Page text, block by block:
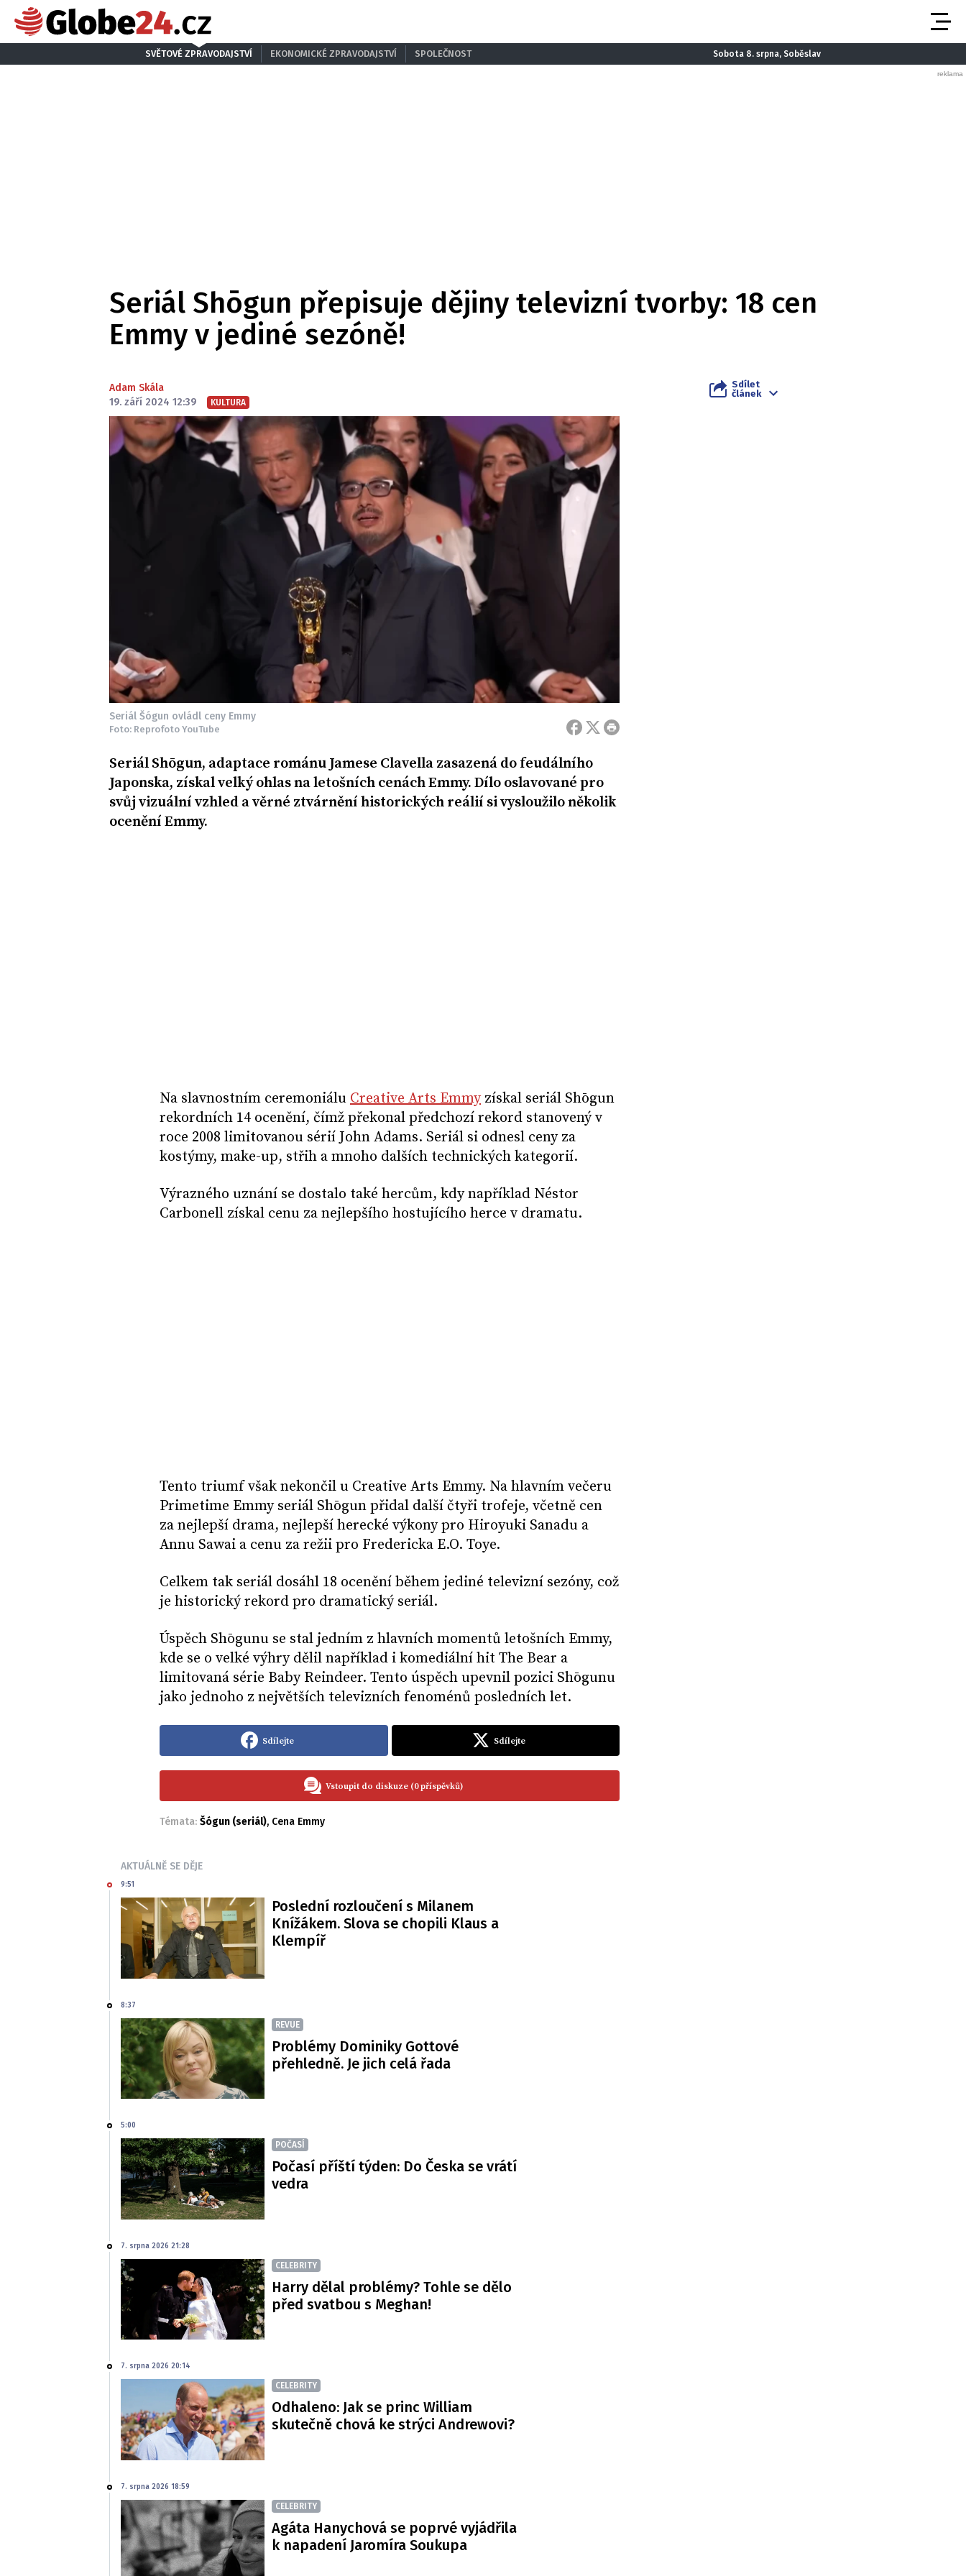
SVĚTOVÉ ZPRAVODAJSTVÍ EKONOMICKÉ ZPRAVODAJSTVÍ SPOLEČNOST Sobota 8. srpna, Soběslav
Seriál Shōgun přepisuje dějiny televizní tvorby: 18 cen
Emmy v jediné sezóně!
Adam Skála
19. září 2024 12:39
KULTURA
Sdílet
článek
Seriál Šógun ovládl ceny Emmy
Foto: Reprofoto YouTube
Seriál Shōgun, adaptace románu Jamese Clavella zasazená do feudálního
Japonska, získal velký ohlas na letošních cenách Emmy. Dílo oslavované pro
svůj vizuální vzhled a věrné ztvárnění historických reálií si vysloužilo několik
ocenění Emmy.
Na slavnostním ceremoniálu Creative Arts Emmyzískal seriál Shōgun
rekordních 14 ocenění, čímž překonal předchozí rekord stanovený v
roce 2008 limitovanou sérií John Adams. Seriál si odnesl ceny za
kostýmy, make-up, střih a mnoho dalších technických kategorií.
Výrazného uznání se dostalo také hercům, kdy například Néstor
Carbonell získal cenu za nejlepšího hostujícího herce v dramatu.
Tento triumf však nekončil u Creative Arts Emmy. Na hlavním večeru
Primetime Emmy seriál Shōgun přidal další čtyři trofeje, včetně cen
za nejlepší drama, nejlepší herecké výkony pro Hiroyuki Sanadu a
Annu Sawai a cenu za režii pro Fredericka E.O. Toye.
Celkem tak seriál dosáhl 18 ocenění během jediné televizní sezóny, což
je historický rekord pro dramatický seriál.
Úspěch Shōgunu se stal jedním z hlavních momentů letošních Emmy,
kde se o velké výhry dělil například i komediální hit The Bear a
limitovaná série Baby Reindeer. Tento úspěch upevnil pozici Shōgunu
jako jednoho z největších televizních fenoménů posledních let.
Sdílejte Sdílejte
Vstoupit do diskuze (0 příspěvků)
Témata: Šógun (seriál), Cena Emmy
AKTUÁLNĚ SE DĚJE
9:51
Poslední rozloučení s Milanem
Knížákem. Slova se chopili Klaus a
Klempíř
8:37
REVUE
Problémy Dominiky Gottové
přehledně. Je jich celá řada
5:00
POČASÍ
Počasí příští týden: Do Česka se vrátí
vedra
7. srpna 2026 21:28
CELEBRITY
Harry dělal problémy? Tohle se dělo
před svatbou s Meghan!
7. srpna 2026 20:14
CELEBRITY
Odhaleno: Jak se princ William
skutečně chová ke strýci Andrewovi?
7. srpna 2026 18:59
CELEBRITY
Agáta Hanychová se poprvé vyjádřila
k napadení Jaromíra Soukupa